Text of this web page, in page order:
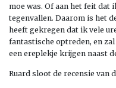
moe was. Of aan het feit dat
tegenvallen. Daarom is het
heeft gekregen dat ik vele
fantastische optreden, en
een ereplekje krijgen naast
Ruard sloot de recensie van